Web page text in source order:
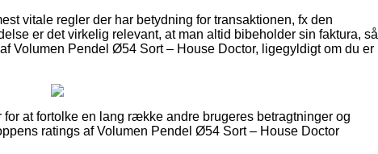
vitale regler der har betydning for transaktionen, fx den
er det virkelig relevant, at man altid bibeholder sin faktura, så
Volumen Pendel Ø54 Sort – House Doctor, ligegyldigt om du er
at fortolke en lang række andre brugeres betragtninger og
ratings af Volumen Pendel Ø54 Sort – House Doctor